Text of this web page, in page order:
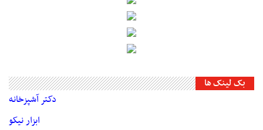
بک لینک ها
دکتر آشپزخانه
ابزار نیکو